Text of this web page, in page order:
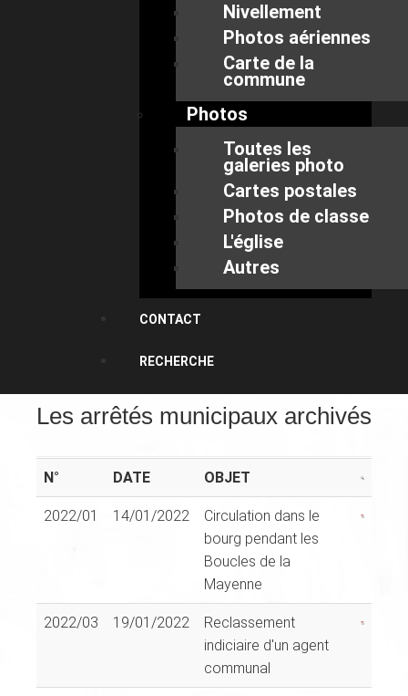
Nivellement
Photos aériennes
Carte de la
commune
Photos
Toutes les
galeries photo
Cartes postales
Photos de classe
L'église
Autres
CONTACT
RECHERCHE
Les arrêtés municipaux archivés
N° DATE OBJET
2022/01 14/01/2022
Circulation dans le
bourg pendant les
Boucles de la
Mayenne
2022/03 19/01/2022
Reclassement
indiciaire d'un agent
communal